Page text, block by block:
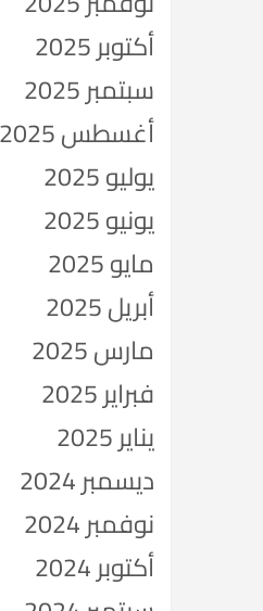
أكتوبر 2025
سبتمبر 2025
أغسطس 2025
يوليو 2025
يونيو 2025
مايو 2025
أبريل 2025
مارس 2025
فبراير 2025
يناير 2025
ديسمبر 2024
نوفمبر 2024
أكتوبر 2024